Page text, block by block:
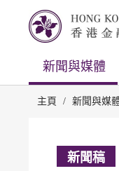
新聞與媒體
主頁 / 新聞與媒
新聞稿